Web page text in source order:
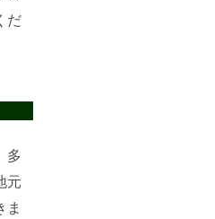
だ
多
元
ま